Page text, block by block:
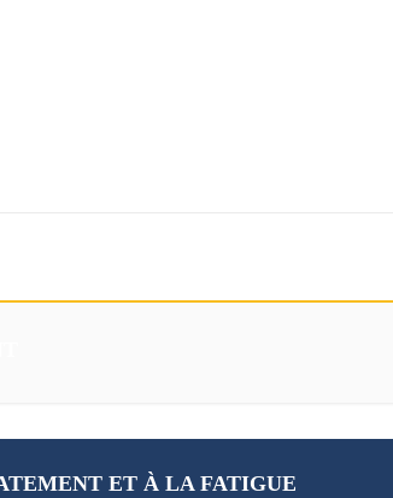
ET À LA FATIGUE